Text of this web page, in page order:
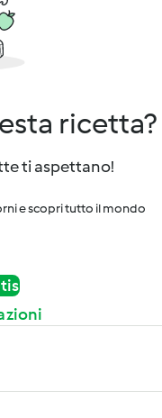
ricetta?
ti aspettano!
e scopri tutto il mondo